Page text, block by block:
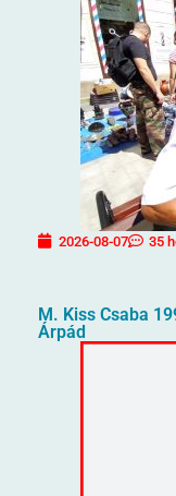
2026-08-07 35
M. Kiss Csaba
Árpád